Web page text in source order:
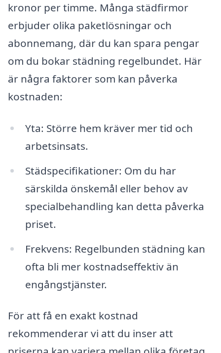
kronor per timme. Många städfirmor
erbjuder olika paketlösningar och
abonnemang, där du kan spara pengar
om du bokar städning regelbundet. Här
är några faktorer som kan påverka
kostnaden:
Yta: Större hem kräver mer tid och
arbetsinsats.
Städspecifikationer: Om du har
särskilda önskemål eller behov av
specialbehandling kan detta påverka
priset.
Frekvens: Regelbunden städning kan
ofta bli mer kostnadseffektiv än
engångstjänster.
För att få en exakt kostnad
rekommenderar vi att du inser att